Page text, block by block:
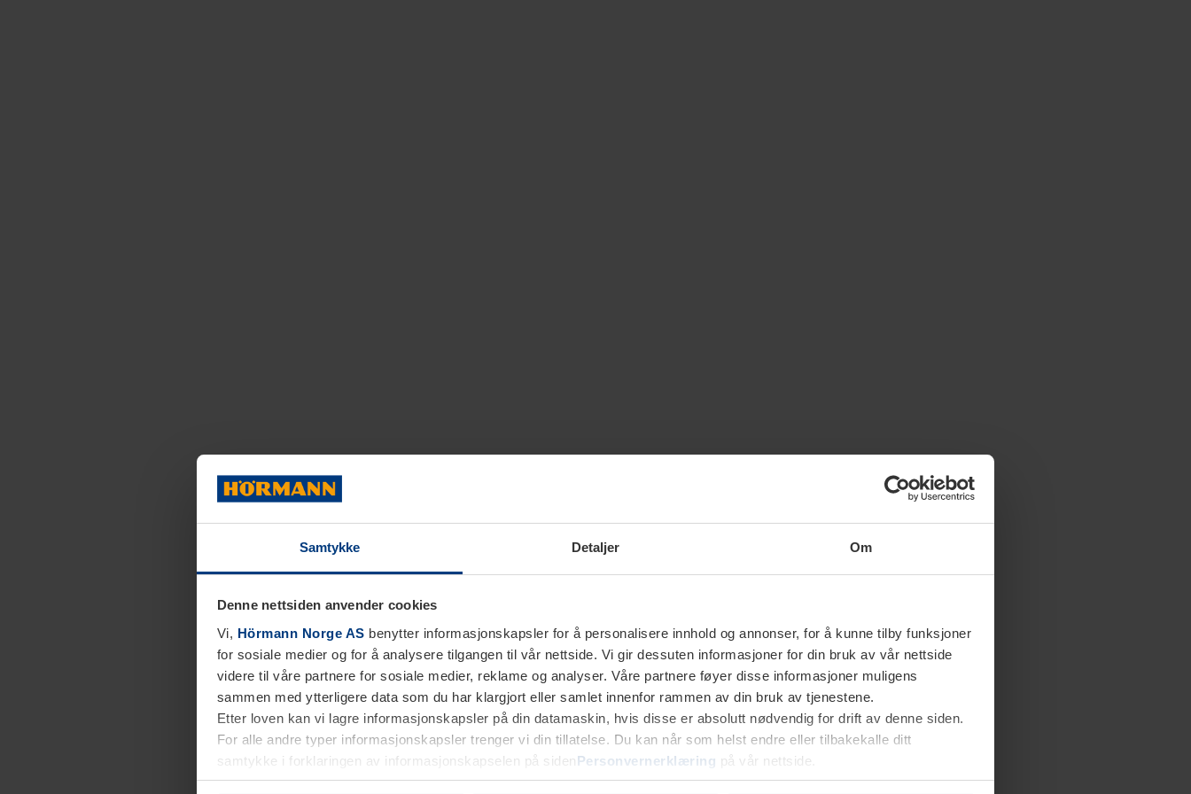
Samtykke Detaljer Om
Denne nettsiden anvender cookies
Vi, Hörmann Norge AS benytter informasjonskapsler for å personalisere innhold og annonser, for å kunne tilby funksjoner
for sosiale medier og for å analysere tilgangen til vår nettside. Vi gir dessuten informasjoner for din bruk av vår nettside
videre til våre partnere for sosiale medier, reklame og analyser. Våre partnere føyer disse informasjoner muligens
sammen med ytterligere data som du har klargjort eller samlet innenfor rammen av din bruk av tjenestene.
Etter loven kan vi lagre informasjonskapsler på din datamaskin, hvis disse er absolutt nødvendig for drift av denne siden.
For alle andre typer informasjonskapsler trenger vi din tillatelse. Du kan når som helst endre eller tilbakekalle ditt
samtykke i forklaringen av informasjonskapselen på sidenPersonvernerklæring på vår nettside.